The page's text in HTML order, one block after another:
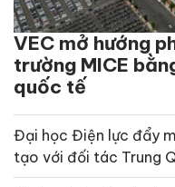
VEC mở hướng
trường MICE
quốc tế
Đại học Điện lực đẩy
tạo với đối tác Trung